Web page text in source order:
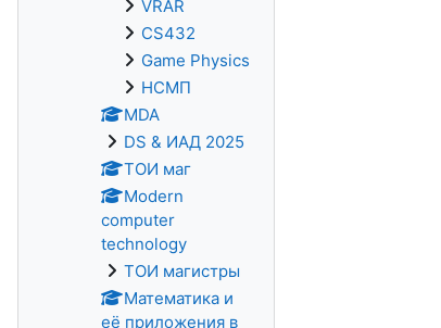
VRAR
CS432
Game Physics
НСМП
MDA
DS & ИАД 2025
ТОИ маг
Modern
computer
technology
ТОИ магистры
Математика и
её приложения в